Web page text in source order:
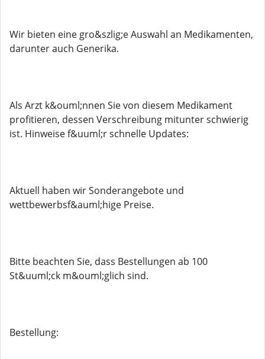
Wir bieten eine gro&szlig;e Auswahl an Medikamenten,
darunter auch Generika.
Als Arzt k&ouml;nnen Sie von diesem Medikament
profitieren, dessen Verschreibung mitunter schwierig
ist. Hinweise f&uuml;r schnelle Updates:
Aktuell haben wir Sonderangebote und
wettbewerbsf&auml;hige Preise.
Bitte beachten Sie, dass Bestellungen ab 100
St&uuml;ck m&ouml;glich sind.
Bestellung: